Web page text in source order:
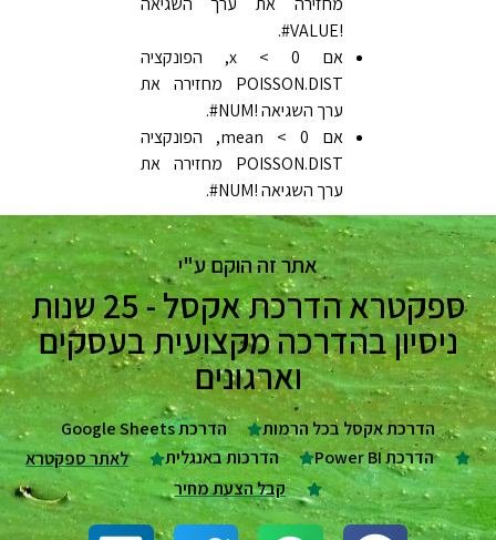
‎#VALUE!‎.
אם x < 0, הפונקציה
POISSON.DIST מחזירה את
ערך השגיאה ‎#NUM!‎.
אם mean < 0, הפונקציה
POISSON.DIST מחזירה את
ערך השגיאה ‎#NUM!‎.
אתר זה הוקם ע"י
ספקטרא הדרכת אקסל - 25 שנות
ניסיון בהדרכה מקצועית בעסקים
וארגונים
הדרכת אקסל בכל הרמות
הדרכת Google Sheets
הדרכת Power BI
הדרכות באנגלית
לאתר ספקטרא
קבל הצעת מחיר